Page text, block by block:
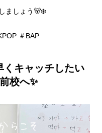
ましょう🐻‍❄️
＃BAP
くキャッチしたい
校へ✨